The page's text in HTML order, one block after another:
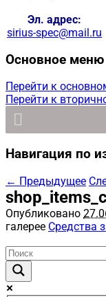
Эл. адрес:
sirius-spec@mail.ru
Основное меню
Перейти к
Перейти к
Навигация по
← Предыдущее
Опубликовано
галерее Средства